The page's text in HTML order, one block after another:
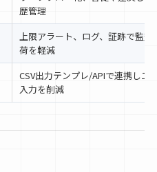
歴管理
上限アラート、ログ、証跡で監査
荷を軽減
CSV出力テンプレ/APIで連携し二
入力を削減